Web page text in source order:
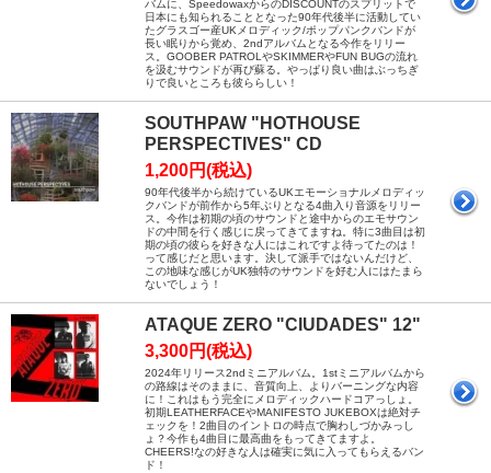
バムに、SpeedowaxからのDISCOUNTのスプリットで
日本にも知られることとなった90年代後半に活動してい
たグラスゴー産UKメロディック/ポップパンクバンドが
長い眠りから覚め、2ndアルバムとなる今作をリリー
ス。GOOBER PATROLやSKIMMERやFUN BUGの流れ
を汲むサウンドが再び蘇る。やっぱり良い曲はぶっちぎ
りで良いところも彼ららしい！
SOUTHPAW "HOTHOUSE
PERSPECTIVES" CD
1,200円(税込)
90年代後半から続けているUKエモーショナルメロディッ
クバンドが前作から5年ぶりとなる4曲入り音源をリリー
ス。今作は初期の頃のサウンドと途中からのエモサウン
ドの中間を行く感じに戻ってきてますね。特に3曲目は初
期の頃の彼らを好きな人にはこれですよ待ってたのは！
って感じだと思います。決して派手ではないんだけど、
この地味な感じがUK独特のサウンドを好む人にはたまら
ないでしょう！
ATAQUE ZERO "CIUDADES" 12"
3,300円(税込)
2024年リリース2ndミニアルバム。1stミニアルバムから
の路線はそのままに、音質向上、よりバーニングな内容
に！これはもう完全にメロディックハードコアっしょ。
初期LEATHERFACEやMANIFESTO JUKEBOXは絶対チ
ェックを！2曲目のイントロの時点で胸わしづかみっし
ょ？今作も4曲目に最高曲をもってきてますよ。
CHEERS!なの好きな人は確実に気に入ってもらえるバン
ド！